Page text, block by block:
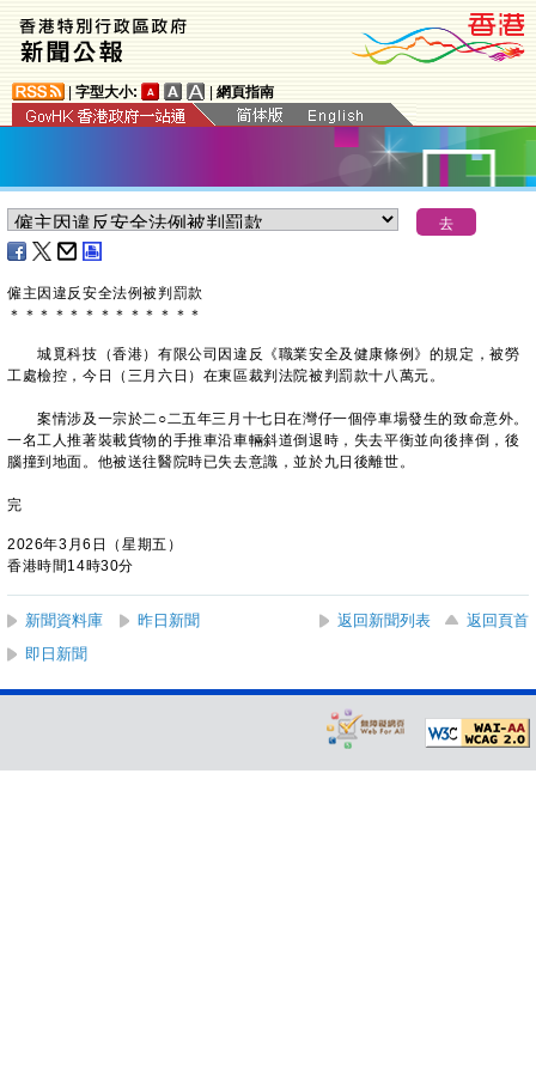
字型大小: 網頁指南
僱主因違反安全法例被判罰款
＊ ＊ ＊ ＊ ＊ ＊ ＊ ＊ ＊ ＊ ＊ ＊ ＊
城覓科技（香港）有限公司因違反《職業安全及健康條例》的規定，被勞
工處檢控，今日（三月六日）在東區裁判法院被判罰款十八萬元。
案情涉及一宗於二○二五年三月十七日在灣仔一個停車場發生的致命意外。
一名工人推著裝載貨物的手推車沿車輛斜道倒退時，失去平衡並向後摔倒，後
腦撞到地面。他被送往醫院時已失去意識，並於九日後離世。
完
2026年3月6日（星期五）
香港時間14時30分
新聞資料庫 昨日新聞 返回新聞列表
返回頁首
即日新聞